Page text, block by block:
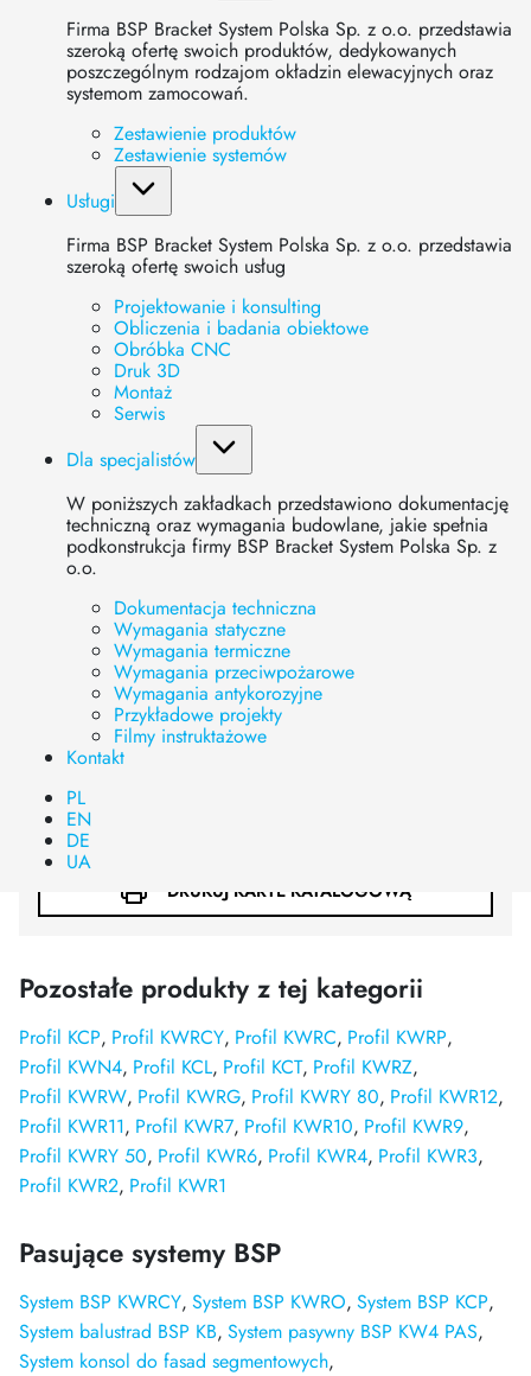
Firma BSP Bracket System Polska Sp. z o.o. przedstawia
szeroką ofertę swoich produktów, dedykowanych
poszczególnym rodzajom okładzin elewacyjnych oraz
systemom zamocowań.
Zestawienie produktów
Zestawienie systemów
Usługi
Firma BSP Bracket System Polska Sp. z o.o. przedstawia
szeroką ofertę swoich usług
Projektowanie i konsulting
Obliczenia i badania obiektowe
Obróbka CNC
Druk 3D
Montaż
Serwis
Dla specjalistów
W poniższych zakładkach przedstawiono dokumentację
techniczną oraz wymagania budowlane, jakie spełnia
podkonstrukcja firmy BSP Bracket System Polska Sp. z
o.o.
Dokumentacja techniczna
Wymagania statyczne
Wymagania termiczne
Wymagania przeciwpożarowe
Wymagania antykorozyjne
Przykładowe projekty
Filmy instruktażowe
Kontakt
PL
EN
DE
UA
Gatunek stopu: EN AW-6060 lub EN AW-6063
Stan dostawy:T6 lub T66
Klasa reakcji na ogień:A1
Odporność korozyjna:C3
KWN3
Parametr Wartość
cm4
cm
cm3
cm2
Waga
DRUKUJ KARTE KATALOGOWĄ
Pozostałe produkty z tej kategorii
Profil KCP Profil KWRCY Profil KWRC Profil KWRP
Profil KWN4 Profil KCL Profil KCT Profil KWRZ
Profil KWRW Profil KWRG Profil KWRY 80 Profil KWR12
Profil KWR11 Profil KWR7 Profil KWR10 Profil KWR9
Profil KWRY 50 Profil KWR6 Profil KWR4 Profil KWR3
Profil KWR2 Profil KWR1
Pasujące systemy BSP
System BSP KWRCY System BSP KWRO System BSP KCP
System balustrad BSP KB System pasywny BSP KW4 PAS
System konsol do fasad segmentowych